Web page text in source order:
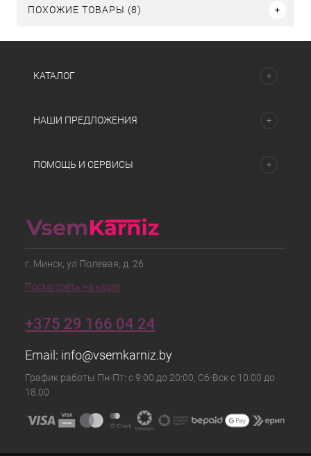
ПОХОЖИЕ ТОВАРЫ (8)
КАТАЛОГ
НАШИ ПРЕДЛОЖЕНИЯ
ПОМОЩЬ И СЕРВИСЫ
г. Минск, ул Полевая, д. 26
Посмотреть на карте
+375 29 166 04 24
Email: info@vsemkarniz.by
График работы Пн-Пт: с 9:00 до 20:00, Сб-Вск с 10.00 до
18.00